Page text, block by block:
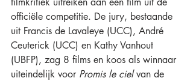
officiële competitie. De jury, bestaande
uit Francis de Lavaleye (UCC), André
Ceuterick (UCC) en Kathy Vanhout
(UBFP), zag 8 films en koos als winnaar
uiteindelijk voor Promis le ciel van de